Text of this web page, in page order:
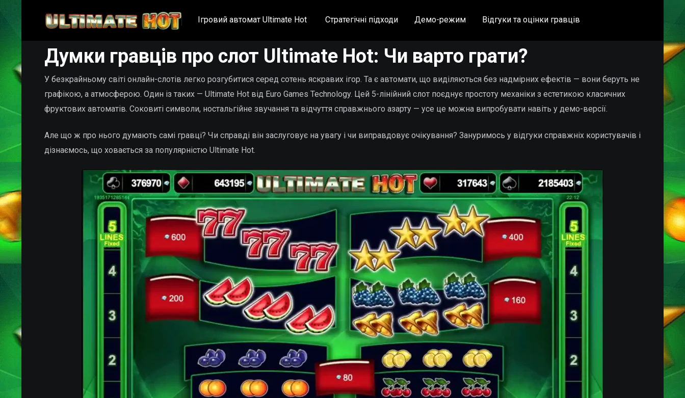
Ігровий автомат Ultimate Hot Стратегічні підходи Демо-режим Відгуки та оцінки гравців
Думки гравців про слот Ultimate Hot: Чи варто грати?
У безкрайньому світі онлайн-слотів легко розгубитися серед сотень яскравих ігор. Та є автомати, що виділяються без надмірних ефектів — вони беруть не
графікою, а атмосферою. Один із таких — Ultimate Hot від Euro Games Technology. Цей 5-лінійний слот поєднує простоту механіки з естетикою класичних
фруктових автоматів. Соковиті символи, ностальгійне звучання та відчуття справжнього азарту — усе це можна випробувати навіть у демо-версії.
Але що ж про нього думають самі гравці? Чи справді він заслуговує на увагу і чи виправдовує очікування? Зануримось у відгуки справжніх користувачів і
дізнаємось, що ховається за популярністю Ultimate Hot.